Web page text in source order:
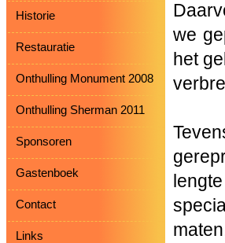
Historie
Restauratie
Onthulling Monument 2008
Onthulling Sherman 2011
Sponsoren
Gastenboek
Contact
Links
we
het